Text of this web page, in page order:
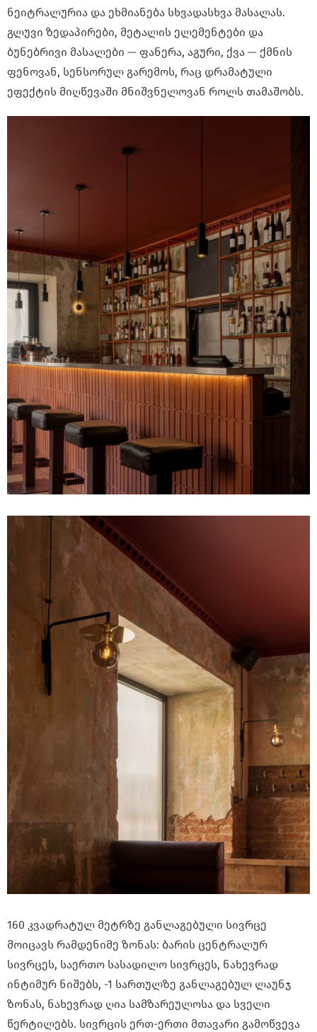
ნეიტრალურია და ეხმიანება სხვადასხვა მასალას.
გლუვი ზედაპირები, მეტალის ელემენტები და
ბუნებრივი მასალები — ფანერა, აგური, ქვა — ქმნის
ფენოვან, სენსორულ გარემოს, რაც დრამატული
ეფექტის მიღწევაში მნიშვნელოვან როლს თამაშობს.
160 კვადრატულ მეტრზე განლაგებული სივრცე
მოიცავს რამდენიმე ზონას: ბარის ცენტრალურ
სივრცეს, საერთო სასადილო სივრცეს, ნახევრად
ინტიმურ ნიშებს, -1 სართულზე განლაგებულ ლაუნჯ
ზონას, ნახევრად ღია სამზარეულოსა და სველი
წერტილებს. სივრცის ერთ-ერთი მთავარი გამოწვევა